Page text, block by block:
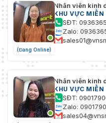
(Đang Online)
Nhân viên kinh
KHU VỰC MIỀN
SĐT:
Zalo:
Nhân viên kinh
KHU VỰC MIỀN
SĐT:
Zalo: